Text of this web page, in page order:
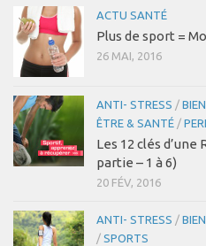
ACTU SANTÉ
Plus de sport =
26 MAI, 2016
ANTI- STRESS /
ÊTRE & SANTÉ /
Les 12 clés
partie – 1 à 6)
20 FÉV, 2016
ANTI- STRESS /
/ SPORTS